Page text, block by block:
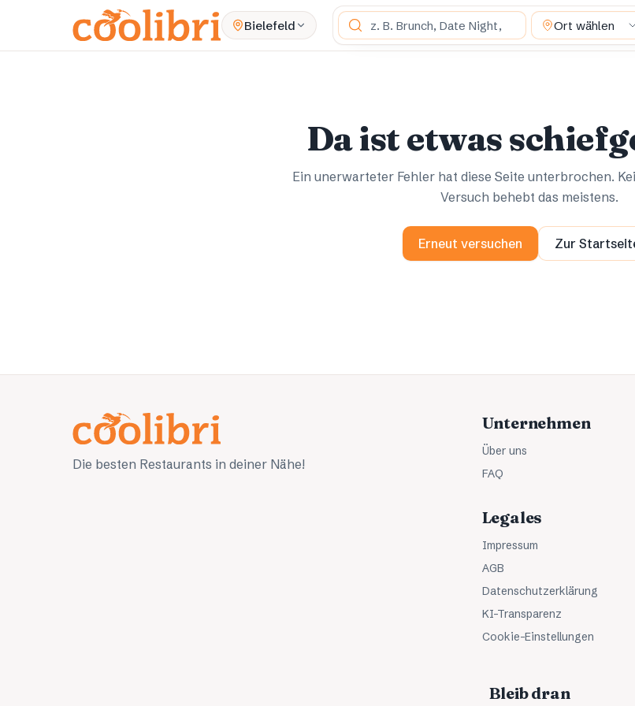
Zum Hauptinhalt springen
Bielefeld Was suchst du? Ort wählen
Da ist etwas
Ein unerwarteter Fehler hat diese Seite unterbrochen.
Versuch behebt das meistens.
Erneut versuchen Zur
Die besten Restaurants in deiner Nähe!
Unternehmen
Über uns
FAQ
Legales
Impressum
AGB
Datenschutzerklärung
KI-Transparenz
Cookie-Einstellungen
Bleib dran